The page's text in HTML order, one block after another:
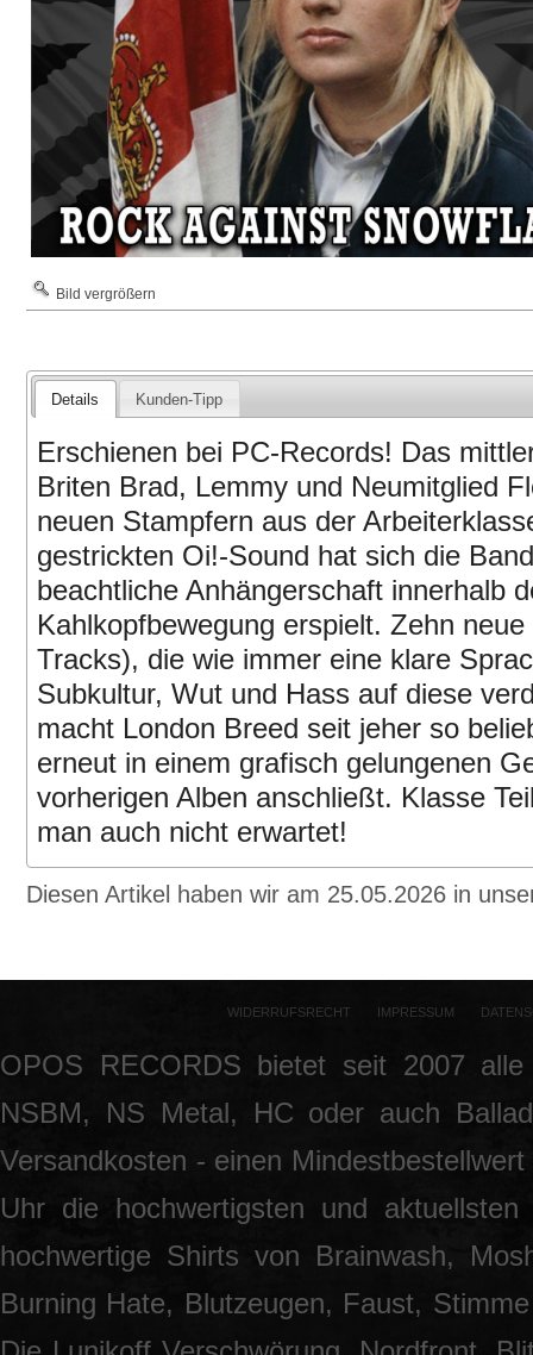
Bild vergrößern
Details Kunden-Tipp
Erschienen bei PC-Records! Das
Briten Brad, Lemmy und Neumitglied
neuen Stampfern aus der
gestrickten Oi!-Sound hat sich die
beachtliche Anhängerschaft innerhalb
Kahlkopfbewegung erspielt. Zehn
Tracks), die wie immer eine klare
Subkultur, Wut und Hass auf diese
macht London Breed seit jeher so
erneut in einem grafisch gelungenen
vorherigen Alben anschließt. Klasse
man auch nicht erwartet!
Diesen Artikel haben wir am 25.05.2026 in
WIDERRUFSRECHT IMPRESSUM
OPOS RECORDS bietet seit 2007
NSBM, NS Metal, HC oder auch
Versandkosten - einen
Uhr die hochwertigsten und
hochwertige Shirts von Brainwash,
Burning Hate, Blutzeugen, Faust,